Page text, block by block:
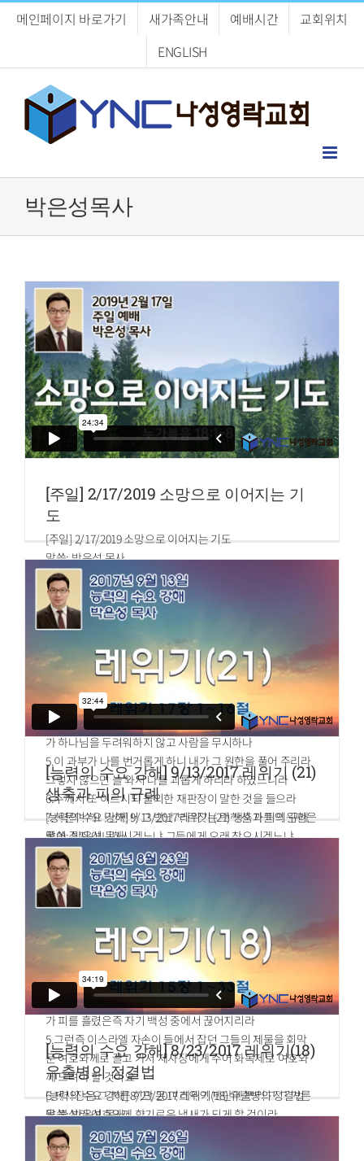
메인페이지 바로가기 새가족안내 예배시간
교회위치
ENGLISH
박은성목사
[주일] 2/17/2019 소망으로 이어지는 기
도
[주일] 2/17/2019 소망으로 이어지는 기도
말씀: 박은성 목사
누가복음 18:1~8
1.예수께서 그들에게 항상 기도하고 낙심하지 말아야 할 것을
비유로 말씀하여
2.이르시되 어떤 도시에 하나님을 두려워하지 않고 사람을 무
시하는 한 재판장이 있는데
3.그 도시에 한 과부가 있어 자주 그에게 가서 내 원수에 대한
나의 원한을 풀어 주소서 하되
4.그가 얼마 동안 듣지 아니하다가 후에 속으로 생각하되 내
가 하나님을 두려워하지 않고 사람을 무시하나
5.이 과부가 나를 번거롭게 하니 내가 그 원한을 풀어 주리라
그렇지 않으면 늘 와서 나를 괴롭게 하리라 하였느니라
6.주께서 또 이르시되 불의한 재판장이 말한 것을 들으라
7.하물며 하나님께서 그 밤낮 부르짖는 택하신 자들의 원한을
풀어 주지 아니하시겠느냐 그들에게 오래 참으시겠느냐
8.내가 너희에게 이르노니 속히 그 원한을 풀어 주시리라 그
러나 인자가 올 때에 세상에서 믿음을 보겠느냐 하시니라
[능력의 수요 강해] 9/13/2017 레위기 (21)
생축과 피의 규례
[능력의 수요 강해] 9/13/2017 레위기 (21) 생축과 피의 규례
말씀: 박은성 목사
레위기 17장 1~16절
1.여호와께서 모세에게 말씀하여 이르시되
2.아론과 그의 아들들과 이스라엘의 모든 자손에게 말하여 그
들에게 이르기를 여호와의 명령이 이러하시다 하라
3.이스라엘 집의 모든 사람이 소나 어린 양이나 염소를 진영
안에서 잡든지 진영 밖에서 잡든지
4.먼저 회막 문으로 끌고 가서 여호와의 성막 앞에서 여호와
께 예물로 드리지 아니하는 자는 피 흘린 자로 여길 것이라 그
가 피를 흘렸은즉 자기 백성 중에서 끊어지리라
5.그런즉 이스라엘 자손이 들에서 잡던 그들의 제물을 회막
문 여호와께로 끌고 가서 제사장에게 주어 화목제로 여호와
께 드려야 할 것이요
6.제사장은 그 피를 회막 문 여호와의 제단에 뿌리고 그 기름
을 불살라 여호와께 향기로운 냄새가 되게 할 것이라
7.그들은 전에 음란하게 섬기던 숫염소에게 다시 제사하지 말
것이니라 이는 그들이 대대로 지킬 영원한 규례니라
[능력의 수요 강해] 8/23/2017 레위기(18)
유출병의 정결법
[능력의 수요 강해] 8/23/2017 레위기(18) 유출병의 정결법
말씀: 박은성 목사
레위기 15장 1~33절
1.여호와께서 모세와 아론에게 말씀하여 이르시되